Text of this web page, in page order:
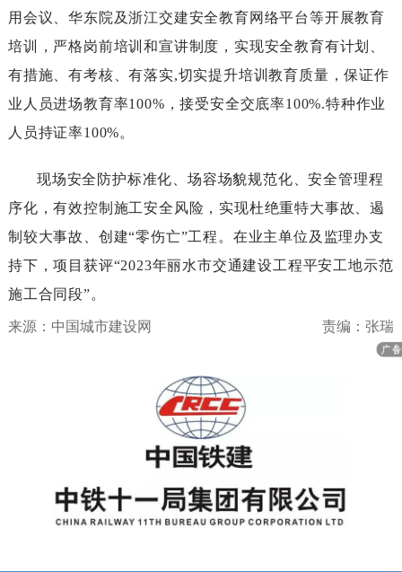
用会议、华东院及浙江交建安全教育网络平台等开展教育
培训，严格岗前培训和宣讲制度，实现安全教育有计划、
有措施、有考核、有落实,切实提升培训教育质量，保证作
业人员进场教育率100%，接受安全交底率100%.特种作业
人员持证率100%。
现场安全防护标准化、场容场貌规范化、安全管理程
序化，有效控制施工安全风险，实现杜绝重特大事故、遏
制较大事故、创建“零伤亡”工程。在业主单位及监理办支
持下，项目获评“2023年丽水市交通建设工程平安工地示范
施工合同段”。
来源：中国城市建设网 责编：张瑞